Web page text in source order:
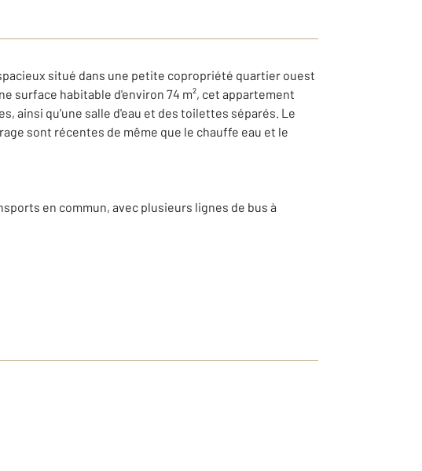
situé dans une petite copropriété quartier ouest
surface habitable d'environ 74 m², cet appartement
ainsi qu'une salle d'eau et des toilettes séparés. Le
sont récentes de même que le chauffe eau et le
en commun, avec plusieurs lignes de bus à